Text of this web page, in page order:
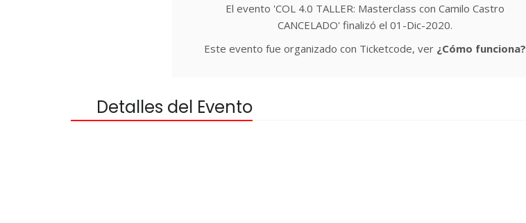
El evento 'COL 4.0 TALLER: Masterclass con Camilo Castro
CANCELADO' finalizó el 01-Dic-2020.
Este evento fue organizado con Ticketcode, ver ¿Cómo funciona?
Detalles del Evento